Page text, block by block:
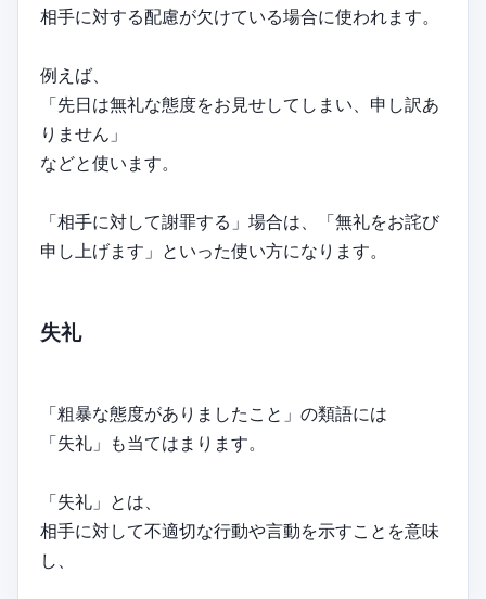
相手に対する配慮が欠けている場合に使われます。
例えば、
「先日は無礼な態度をお見せしてしまい、申し訳あ
りません」
などと使います。
「相手に対して謝罪する」場合は、「無礼をお詫び
申し上げます」といった使い方になります。
失礼
「粗暴な態度がありましたこと」の類語には
「失礼」も当てはまります。
「失礼」とは、
相手に対して不適切な行動や言動を示すことを意味
し、